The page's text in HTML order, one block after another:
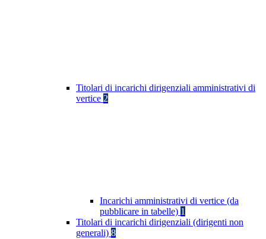
Titolari di incarichi dirigenziali amministrativi di
vertice 2
Incarichi amministrativi di vertice (da
pubblicare in tabelle) 1
Titolari di incarichi dirigenziali (dirigenti non
generali) 8